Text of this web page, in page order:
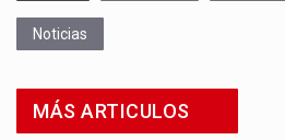
Noticias
MÁS ARTICULOS